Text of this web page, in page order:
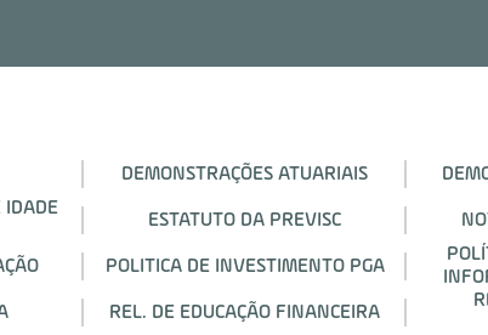
DEMONSTRAÇÕES ATUARIAIS
IDADE
ESTATUTO DA PREVISC
POLITICA DE INVESTIMENTO PGA
REL. DE EDUCAÇÃO FINANCEIRA